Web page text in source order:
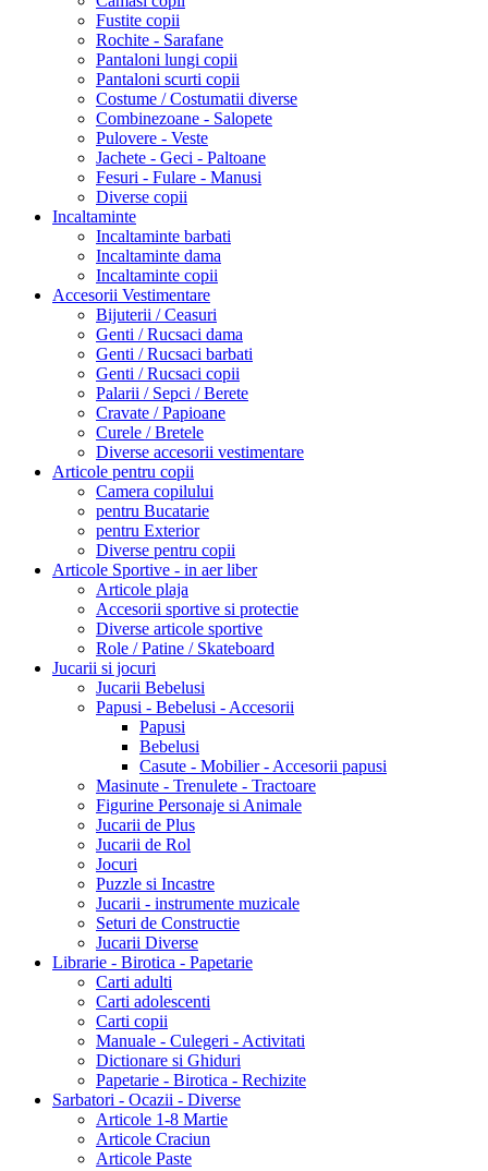
Fustite copii
Rochite - Sarafane
Pantaloni lungi copii
Pantaloni scurti copii
Costume / Costumatii diverse
Combinezoane - Salopete
Pulovere - Veste
Jachete - Geci - Paltoane
Fesuri - Fulare - Manusi
Diverse copii
Incaltaminte
Incaltaminte barbati
Incaltaminte dama
Incaltaminte copii
Accesorii Vestimentare
Bijuterii / Ceasuri
Genti / Rucsaci dama
Genti / Rucsaci barbati
Genti / Rucsaci copii
Palarii / Sepci / Berete
Cravate / Papioane
Curele / Bretele
Diverse accesorii vestimentare
Articole pentru copii
Camera copilului
pentru Bucatarie
pentru Exterior
Diverse pentru copii
Articole Sportive - in aer liber
Articole plaja
Accesorii sportive si protectie
Diverse articole sportive
Role / Patine / Skateboard
Jucarii si jocuri
Jucarii Bebelusi
Papusi - Bebelusi - Accesorii
Papusi
Bebelusi
Casute - Mobilier - Accesorii papusi
Masinute - Trenulete - Tractoare
Figurine Personaje si Animale
Jucarii de Plus
Jucarii de Rol
Jocuri
Puzzle si Incastre
Jucarii - instrumente muzicale
Seturi de Constructie
Jucarii Diverse
Librarie - Birotica - Papetarie
Carti adulti
Carti adolescenti
Carti copii
Manuale - Culegeri - Activitati
Dictionare si Ghiduri
Papetarie - Birotica - Rechizite
Sarbatori - Ocazii - Diverse
Articole 1-8 Martie
Articole Craciun
Articole Paste